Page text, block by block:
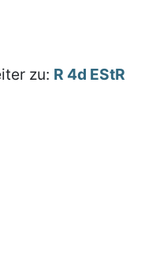
zu: R 4d EStR